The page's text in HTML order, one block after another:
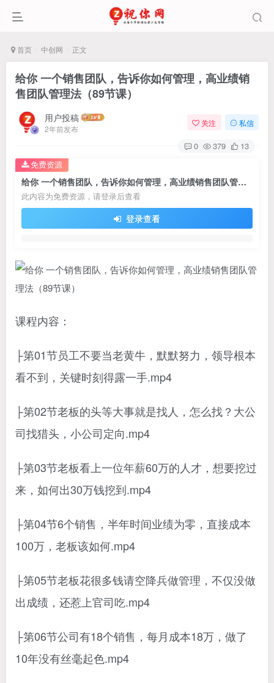
首页 中创网 正文
给你 一个销售团队，告诉你如何管理，高业绩销
售团队管理法（89节课）
用户投稿
2年前发布
关注 私信
0 379 13
给你 一个销售团队，告诉你如何管理，高业绩销售团队管理法（89节课）
此内容为免费资源，请登录后查看
登录查看
免费资源
课程内容：
├第01节员工不要当老黄牛，默默努力，领导根本
看不到，关键时刻得露一手.mp4
├第02节老板的头等大事就是找人，怎么找？大公
司找猎头，小公司定向.mp4
├第03节老板看上一位年薪60万的人才，想要挖过
来，如何出30万钱挖到.mp4
├第04节6个销售，半年时间业绩为零，直接成本
100万，老板该如何.mp4
├第05节老板花很多钱请空降兵做管理，不仅没做
出成绩，还惹上官司吃.mp4
├第06节公司有18个销售，每月成本18万，做了
10年没有丝毫起色.mp4